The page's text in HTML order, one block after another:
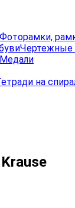
Фоторамки,
Чертежные
на